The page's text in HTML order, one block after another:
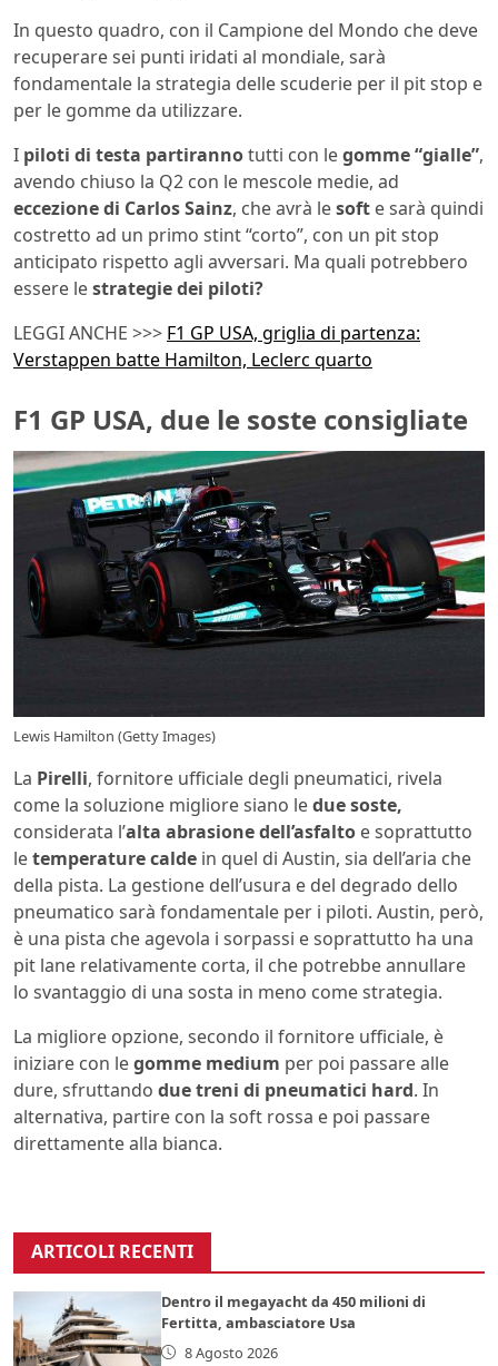
In questo quadro, con il Campione del Mondo che deve
recuperare sei punti iridati al mondiale, sarà
fondamentale la strategia delle scuderie per il pit stop e
per le gomme da utilizzare.
I piloti di testa partirannotutti con legomme “gialle”,
avendo chiuso la Q2 con le mescole medie, ad
eccezione di Carlos Sainz, che avrà lesoft e sarà quindi
costretto ad un primo stint “corto”, con un pit stop
anticipato rispetto agli avversari. Ma quali potrebbero
essere lestrategie dei piloti?
LEGGI ANCHE >>> F1 GP USA, griglia di partenza:
Verstappen batte Hamilton, Leclerc quarto
F1 GP USA, due le soste consigliate
Lewis Hamilton (Getty Images)
La Pirelli, fornitore ufficiale degli pneumatici, rivela
come la soluzione migliore siano ledue soste,
considerata l’alta abrasione dell’asfalto e soprattutto
letemperature calde in quel di Austin, sia dell’aria che
della pista. La gestione dell’usura e del degrado dello
pneumatico sarà fondamentale per i piloti. Austin, però,
è una pista che agevola i sorpassi e soprattutto ha una
pit lane relativamente corta, il che potrebbe annullare
lo svantaggio di una sosta in meno come strategia.
La migliore opzione, secondo il fornitore ufficiale, è
iniziare con legomme medium per poi passare alle
dure, sfruttando due treni di pneumatici hard. In
alternativa, partire con la soft rossa e poi passare
direttamente alla bianca.
ARTICOLI RECENTI
Dentro il megayacht da 450 milioni di
Fertitta, ambasciatore Usa
8 Agosto 2026